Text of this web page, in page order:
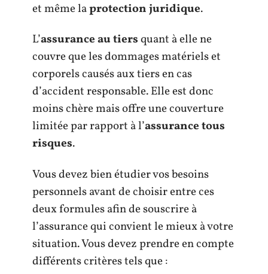
et même laprotection juridique.
L’assurance au tiersquant à elle ne
couvre que les dommages matériels et
corporels causés aux tiers en cas
d’accident responsable. Elle est donc
moins chère mais offre une couverture
limitée par rapport à l’assurance tous
risques.
Vous devez bien étudier vos besoins
personnels avant de choisir entre ces
deux formules afin de souscrire à
l’assurance qui convient le mieux à votre
situation. Vous devez prendre en compte
différents critères tels que :